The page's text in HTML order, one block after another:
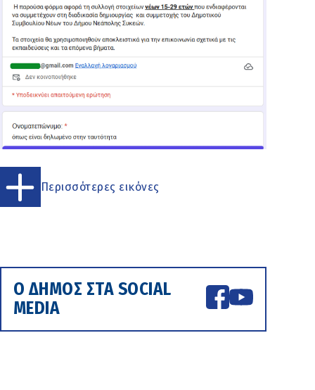
Περισσότερες εικόνες
Ο ΔΗΜΟΣ ΣΤΑ SOCIAL
MEDIA